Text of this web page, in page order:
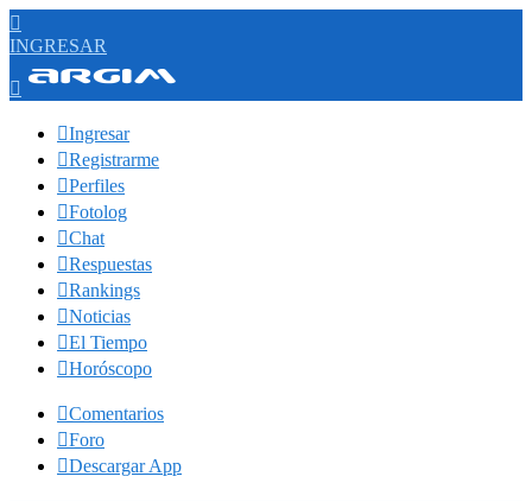

INGRESAR

Ingresar
Registrarme
Perfiles
Fotolog
Chat
Respuestas
Rankings
Noticias
El Tiempo
Horóscopo
Comentarios
Foro
Descargar App